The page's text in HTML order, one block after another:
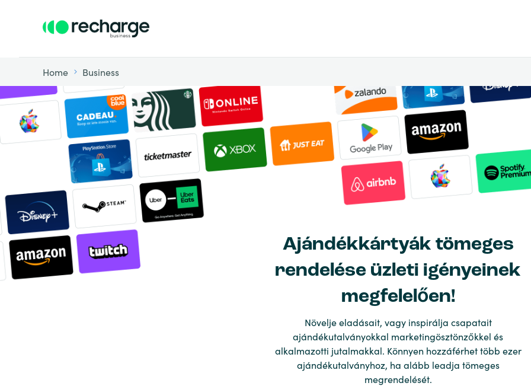
Home Business
Ajándékkártyák tömeges
rendelése üzleti igényeinek
megfelelően!
Növelje eladásait, vagy inspirálja csapatait
ajándékutalványokkal marketingösztönzőkkel és
alkalmazotti jutalmakkal. Könnyen hozzáférhet több ezer
ajándékutalványhoz, ha alább leadja tömeges
megrendelését.